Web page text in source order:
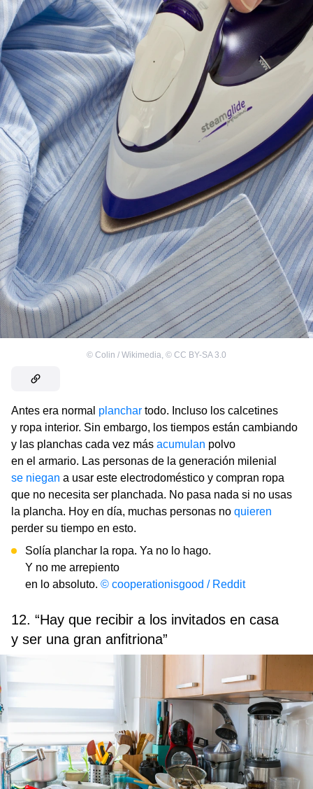
© Colin / Wikimedia, © CC BY-SA 3.0
Antes era normal planchar todo. Incluso los calcetines
y ropa interior. Sin embargo, los tiempos están cambiando
y las planchas cada vez más acumulan polvo
en el armario. Las personas de la generación milenial
se niegan a usar este electrodoméstico y compran ropa
que no necesita ser planchada. No pasa nada si no usas
la plancha. Hoy en día, muchas personas no quieren
perder su tiempo en esto.
Solía ​​planchar la ropa. Ya no lo hago.
Y no me arrepiento
en lo absoluto. © cooperationisgood / Reddit
12. “Hay que recibir a los invitados en casa
y ser una gran anfitriona”